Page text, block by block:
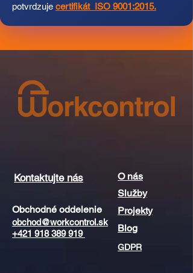
potvrdzuje certifikát ISO 9001:2015.
Kontaktujte nás
Obchodné oddelenie
obchod@workcontrol.sk
+421 918 389 919
O nás
Služby
Projekty
Blog
GDPR